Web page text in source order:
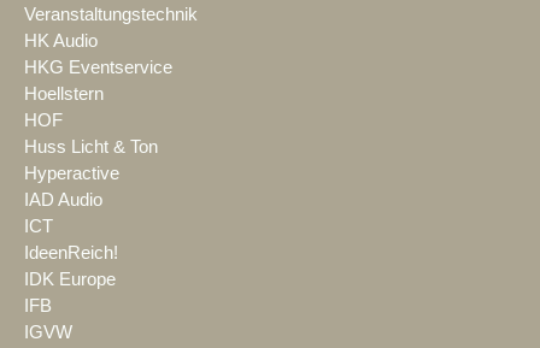
Veranstaltungstechnik
HK Audio
HKG Eventservice
Hoellstern
HOF
Huss Licht & Ton
Hyperactive
IAD Audio
ICT
IdeenReich!
IDK Europe
IFB
IGVW